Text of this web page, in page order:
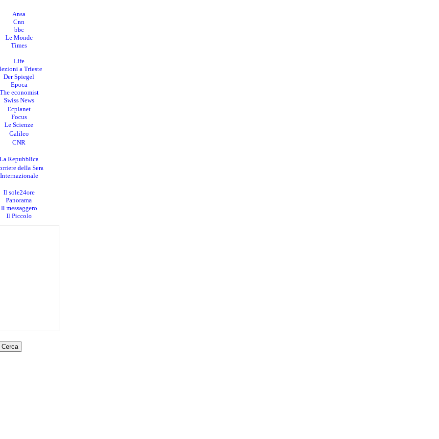
Ansa
Cnn
bbc
Le Monde
Times
Life
a Trieste
Der Spiegel
Epoca
economist
Swiss News
Ecplanet
Focus
Le Scienze
Galileo
CNR
Repubblica
della Sera
Internazionale
Il sole24ore
Panorama
Il messaggero
Il Piccolo